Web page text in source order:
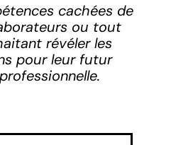
cachées de
ou tout
révéler les
pour leur futur